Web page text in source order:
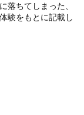
落ちてしまった、
験をもとに記載し